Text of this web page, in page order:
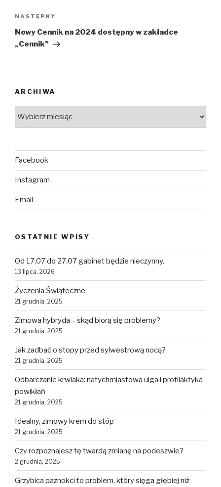
NASTĘPNY
Nowy Cennik na 2024 dostępny w zakładce
„Cennik”
ARCHIWA
Facebook
Instagram
Email
OSTATNIE WPISY
Od 17.07 do 27.07 gabinet będzie nieczynny.
13 lipca, 2026
Życzenia Świąteczne
21 grudnia, 2025
Zimowa hybryda – skąd biorą się problemy?
21 grudnia, 2025
Jak zadbać o stopy przed sylwestrową nocą?
21 grudnia, 2025
Odbarczanie krwiaka: natychmiastowa ulga i profilaktyka
powikłań
21 grudnia, 2025
Idealny, zimowy krem do stóp
21 grudnia, 2025
Czy rozpoznajesz tę twardą zmianę na podeszwie?
2 grudnia, 2025
Grzybica paznokci to problem, który sięga głębiej niż